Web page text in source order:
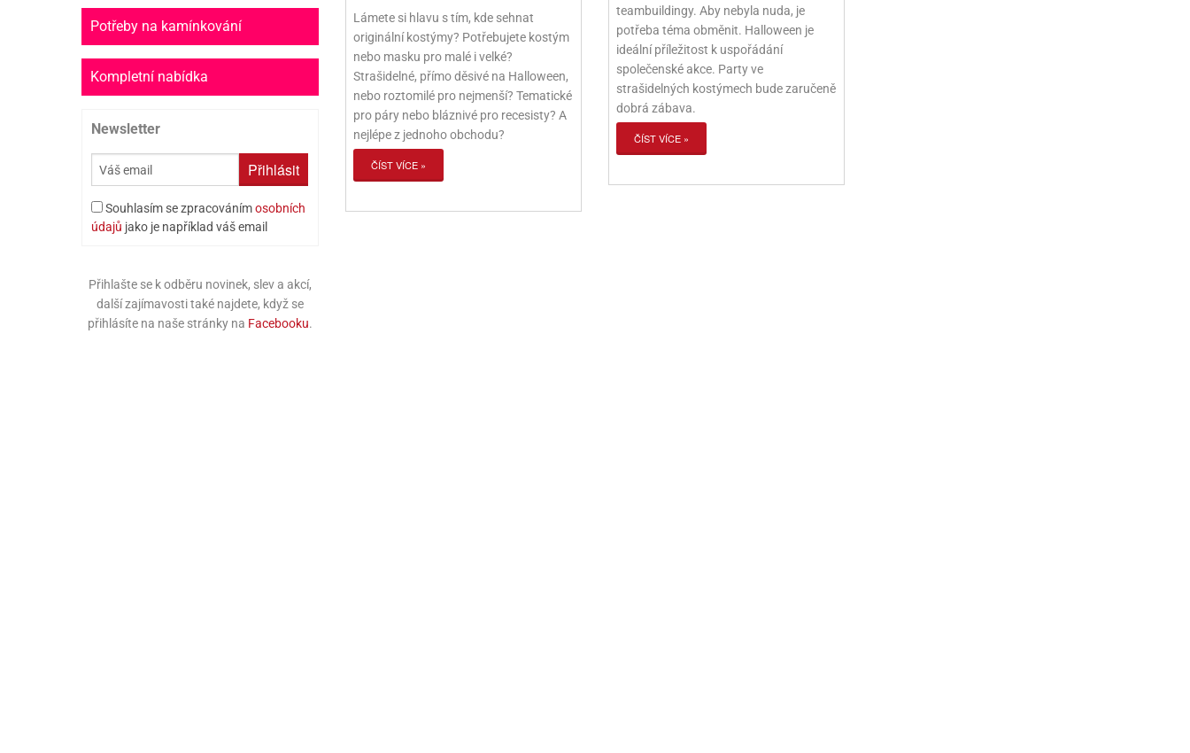
Potřeby na kamínkování
Kompletní nabídka
Newsletter
Přihlásit
Souhlasím se zpracovánímosobních
údajů jako je například váš email
Přihlašte se k odběru novinek, slev a akcí,
další zajímavosti také najdete, když se
přihlásíte na naše stránky na Facebooku.
Lámete si hlavu s tím, kde sehnat
originální kostýmy? Potřebujete kostým
nebo masku pro malé i velké?
Strašidelné, přímo děsivé na Halloween,
nebo roztomilé pro nejmenší? Tematické
pro páry nebo bláznivé pro recesisty? A
nejlépe z jednoho obchodu?
ČÍST VÍCE »
teambuildingy. Aby nebyla nuda, je
potřeba téma obměnit. Halloween je
ideální příležitost k uspořádání
společenské akce. Party ve
strašidelných kostýmech bude zaručeně
dobrá zábava.
ČÍST VÍCE »